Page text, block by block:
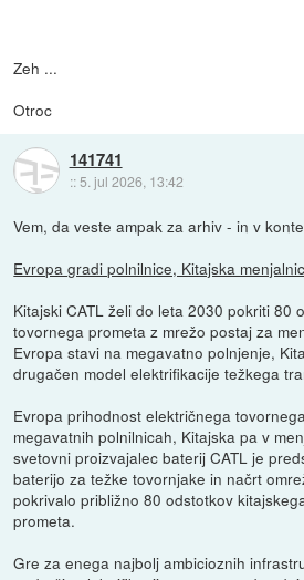
Zeh ...
Otroc
141741
:: 5. jul 2026, 13:42
Vem, da veste ampak za arhiv - in v
Evropa gradi polnilnice, Kitajska
Kitajski CATL želi do leta 2030 pokriti 80
tovornega prometa z mrežo postaj za
Evropa stavi na megavatno polnjenje,
drugačen model elektrifikacije težkega
Evropa prihodnost električnega
megavatnih polnilnicah, Kitajska pa v
svetovni proizvajalec baterij CATL je
baterijo za težke tovornjake in načrt
pokrivalo približno 80 odstotkov
prometa.
Gre za enega najbolj ambicioznih